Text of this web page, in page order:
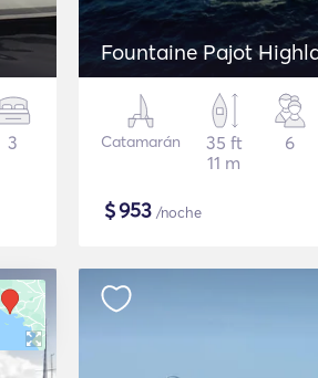
3
Fountaine Pajot
Catamarán
35 ft
11 m
6
$953 /noche